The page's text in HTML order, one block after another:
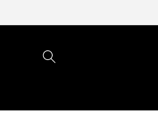
al contenido